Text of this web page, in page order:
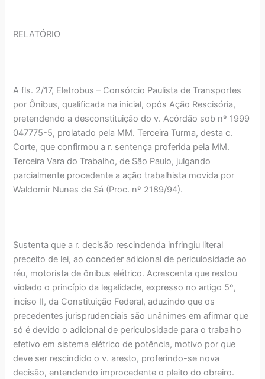
RELATÓRIO
A fls. 2/17, Eletrobus – Consórcio Paulista de Transportes
por Ônibus, qualificada na inicial, opôs Ação Rescisória,
pretendendo a desconstituição do v. Acórdão sob nº 1999
047775-5, prolatado pela MM. Terceira Turma, desta c.
Corte, que confirmou a r. sentença proferida pela MM.
Terceira Vara do Trabalho, de São Paulo, julgando
parcialmente procedente a ação trabalhista movida por
Waldomir Nunes de Sá (Proc. nº 2189/94).
Sustenta que a r. decisão rescindenda infringiu literal
preceito de lei, ao conceder adicional de periculosidade ao
réu, motorista de ônibus elétrico. Acrescenta que restou
violado o princípio da legalidade, expresso no artigo 5º,
inciso II, da Constituição Federal, aduzindo que os
precedentes jurisprudenciais são unânimes em afirmar que
só é devido o adicional de periculosidade para o trabalho
efetivo em sistema elétrico de potência, motivo por que
deve ser rescindido o v. aresto, proferindo-se nova
decisão, entendendo improcedente o pleito do obreiro.